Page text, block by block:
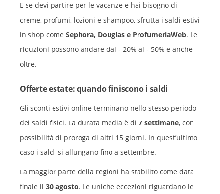
E se devi partire per le vacanze e hai bisogno di
creme, profumi, lozioni e shampoo, sfrutta i saldi estivi
in shop come Sephora, Douglas e ProfumeriaWeb. Le
riduzioni possono andare dal - 20% al - 50% e anche
oltre.
Offerte estate: quando finiscono i saldi
Gli sconti estivi online terminano nello stesso periodo
dei saldi fisici. La durata media è di 7 settimane, con
possibilità di proroga di altri 15 giorni. In quest’ultimo
caso i saldi si allungano fino a settembre.
La maggior parte della regioni ha stabilito come data
finale il 30 agosto. Le uniche eccezioni riguardano le